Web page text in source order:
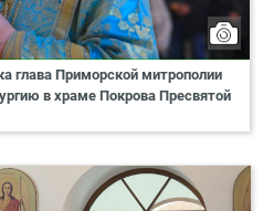
глава Приморской митрополии
в храме Покрова Пресвятой